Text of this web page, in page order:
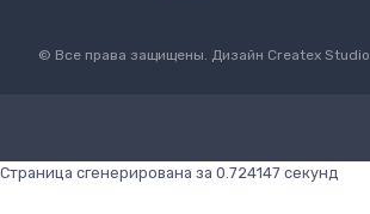
© Все права защищены. Дизайн Createx Studio
Страница сгенерирована за 0.724147 секунд